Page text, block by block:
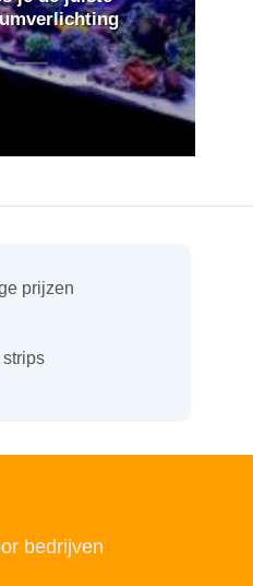
prijzen
bedrijven